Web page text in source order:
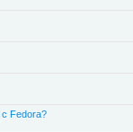
Fedora?